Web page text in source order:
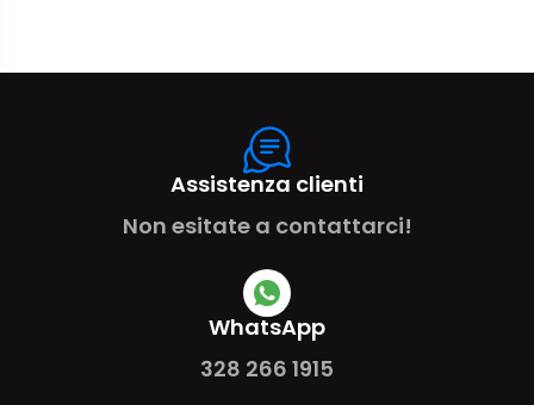
Assistenza clienti
Non esitate a contattarci!
WhatsApp
328 266 1915